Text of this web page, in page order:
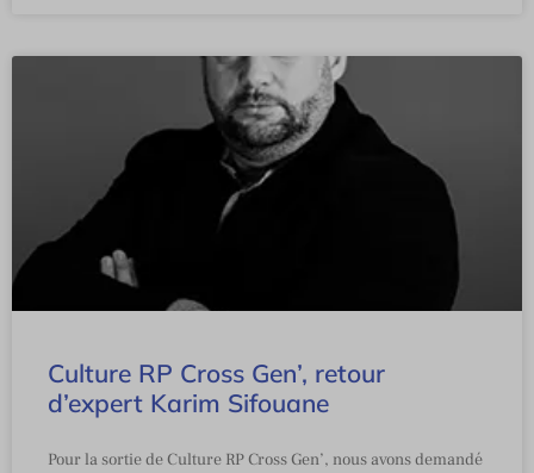
Culture RP Cross Gen’, retour
d’expert Karim Sifouane
Pour la sortie de Culture RP Cross Gen’, nous avons demandé